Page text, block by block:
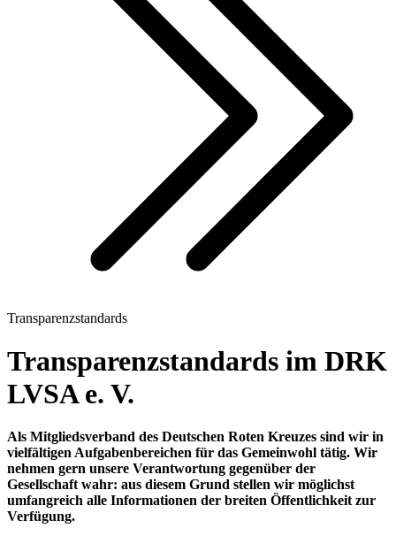
Transparenzstandards
Transparenzstandards im DRK
LVSA e. V.
Als Mitgliedsverband des Deutschen Roten Kreuzes sind wir in
vielfältigen Aufgabenbereichen für das Gemeinwohl tätig. Wir
nehmen gern unsere Verantwortung gegenüber der
Gesellschaft wahr: aus diesem Grund stellen wir möglichst
umfangreich alle Informationen der breiten Öffentlichkeit zur
Verfügung.